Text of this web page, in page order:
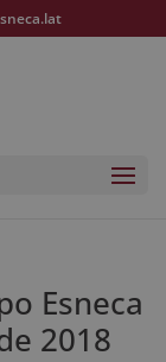
Esneca
2018